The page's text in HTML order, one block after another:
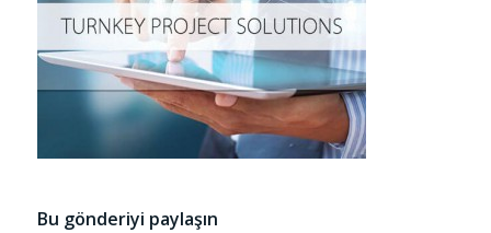
Bu gönderiyi paylaşın